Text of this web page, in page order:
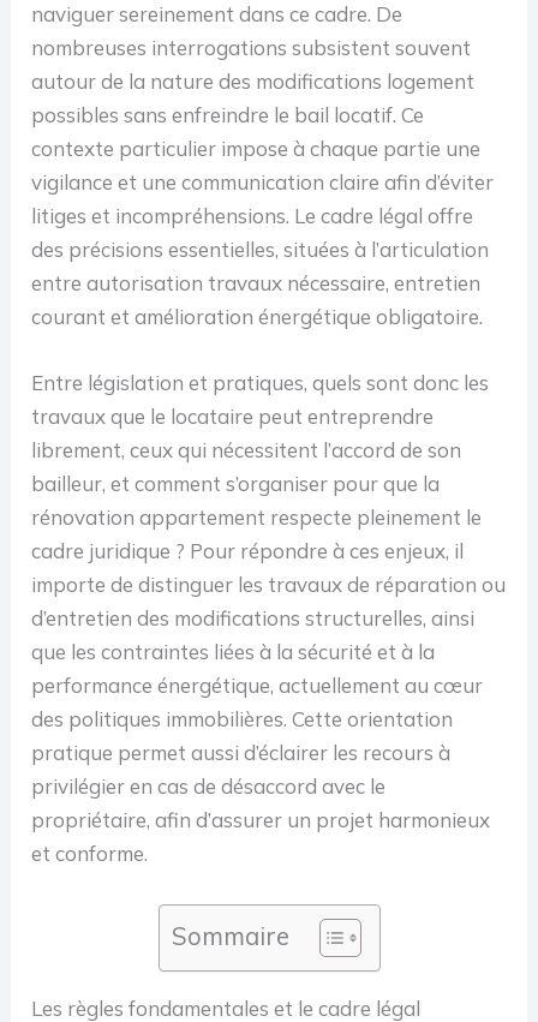
naviguer sereinement dans ce cadre. De
nombreuses interrogations subsistent souvent
autour de la nature des modifications logement
possibles sans enfreindre le bail locatif. Ce
contexte particulier impose à chaque partie une
vigilance et une communication claire afin d’éviter
litiges et incompréhensions. Le cadre légal offre
des précisions essentielles, situées à l’articulation
entre autorisation travaux nécessaire, entretien
courant et amélioration énergétique obligatoire.
Entre législation et pratiques, quels sont donc les
travaux que le locataire peut entreprendre
librement, ceux qui nécessitent l’accord de son
bailleur, et comment s’organiser pour que la
rénovation appartement respecte pleinement le
cadre juridique ? Pour répondre à ces enjeux, il
importe de distinguer les travaux de réparation ou
d’entretien des modifications structurelles, ainsi
que les contraintes liées à la sécurité et à la
performance énergétique, actuellement au cœur
des politiques immobilières. Cette orientation
pratique permet aussi d’éclairer les recours à
privilégier en cas de désaccord avec le
propriétaire, afin d’assurer un projet harmonieux
et conforme.
Sommaire
Les règles fondamentales et le cadre légal